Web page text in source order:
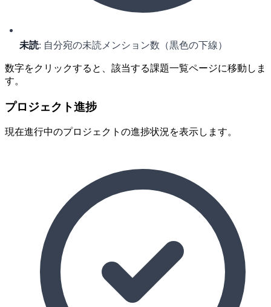
未読: 自分宛の未読メンション数（黒色の下線）
数字をクリックすると、該当する課題一覧ページに移動しま
す。
プロジェクト進捗
現在進行中のプロジェクトの進捗状況を表示します。